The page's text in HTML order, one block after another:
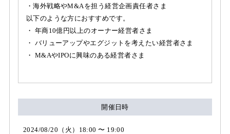
・海外戦略やM&Aを担う経営企画責任者さま
以下のような方におすすめです。
・ 年商10億円以上のオーナー経営者さま
・ バリューアップやエグジットを考えたい経営者さま
・ M&AやIPOに興味のある経営者さま
開催日時
2024/08/20（火）18:00 〜 19:00